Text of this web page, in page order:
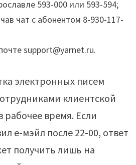
593-000 или 593-594;
чат с абонентом 8-930-117-
support@yarnet.ru.
электронных писем
клиентской
рабочее время. Если
е-мэйл после 22-00, ответ
получить лишь на